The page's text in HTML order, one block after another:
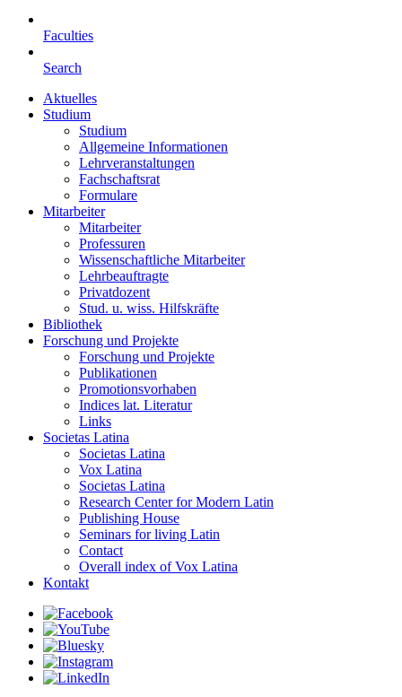
Faculties
Search
Aktuelles
Studium
Studium
Allgemeine Informationen
Lehrveranstaltungen
Fachschaftsrat
Formulare
Mitarbeiter
Mitarbeiter
Professuren
Wissenschaftliche Mitarbeiter
Lehrbeauftragte
Privatdozent
Stud. u. wiss. Hilfskräfte
Bibliothek
Forschung und Projekte
Forschung und Projekte
Publikationen
Promotionsvorhaben
Indices lat. Literatur
Links
Societas Latina
Societas Latina
Vox Latina
Societas Latina
Research Center for Modern Latin
Publishing House
Seminars for living Latin
Contact
Overall index of Vox Latina
Kontakt